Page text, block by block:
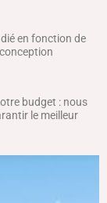
en fonction de
budget : nous
le meilleur